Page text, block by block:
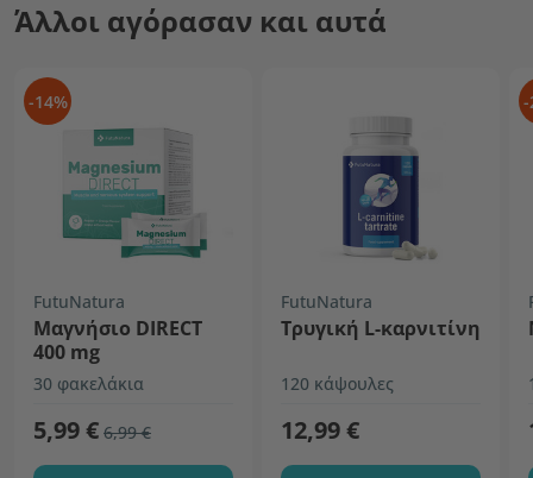
Άλλοι αγόρασαν και αυτά
-14%
FutuNatura
Μαγνήσιο DIRECT
400 mg
30 φακελάκια
5,99 € 6,99 €
FutuNatura
Τρυγική L-καρνιτίνη
120 κάψουλες
12,99 €
-